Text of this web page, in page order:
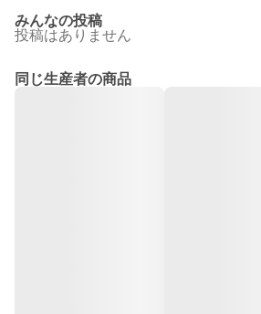
みんなの投稿
投稿はありません
同じ生産者の商品